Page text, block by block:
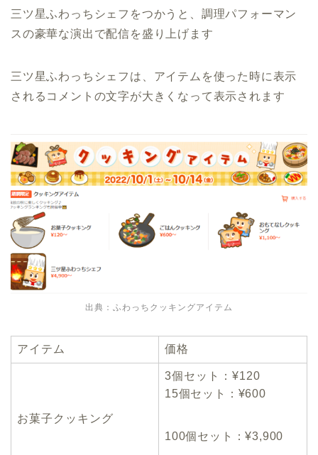
三ツ星ふわっちシェフをつかうと、調理パフォーマン
スの豪華な演出で配信を盛り上げます
三ツ星ふわっちシェフは、アイテムを使った時に表示
されるコメントの文字が大きくなって表示されます
出典：ふわっちクッキングアイテム
アイテム 価格
お菓子クッキング
3個セット：¥120
15個セット：¥600
100個セット：¥3,900